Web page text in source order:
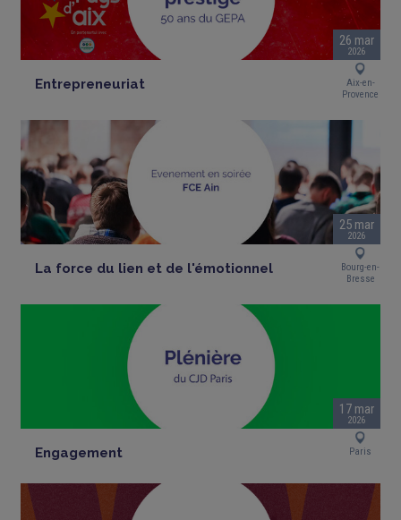
26 mar
2026
Entrepreneuriat
Aix-en-
Provence
25 mar
2026
La force du lien et de l'émotionnel
Bourg-en-
Bresse
17 mar
2026
Engagement Paris